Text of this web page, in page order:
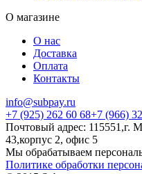
О магазине
О нас
Доставка
Оплата
Контакты
info@subpay.ru
+7 (925) 262 60 68+7 (966)
Почтовый адрес: 115551,г.
43,корпус 2, офис 5
Мы обрабатываем
Политике обработки